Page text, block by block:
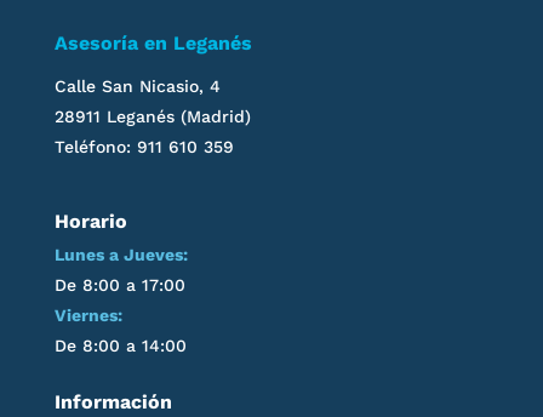
Asesoría en Leganés
Calle San Nicasio, 4
28911 Leganés(Madrid)
Teléfono: 911 610 359
Horario
Lunes a Jueves:
De 8:00 a 17:00
Viernes:
De 8:00 a 14:00
Información